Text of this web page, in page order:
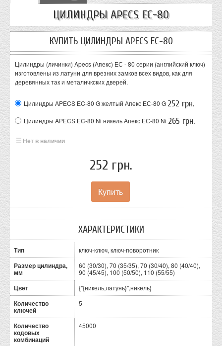
ЦИЛИНДРЫ APECS ЕC-80
КУПИТЬ ЦИЛИНДРЫ APECS ЕC-80
Цилиндры (личинки) Apecs (Апекс) ЕС - 80 серии (английский ключ)
изготовлены из латуни для врезних замков всех видов, как для
деревянных так и металичкских дверей.
Цилиндры APECS ЕC-80 G желтый Апекс ЕС-80 G 252 грн.
Цилиндры APECS ЕC-80 Ni никельАпекс ЕС-80 Ni 265 грн.
Нет в наличии
252 грн.
ХАРАКТЕРИСТИКИ
Тип ключ-ключ, ключ-поворотник
Размер цилиндра,
мм
60 (30/30), 70 (35/35), 70 (30/40), 80 (40/40),
90 (45/45), 100 (50/50), 110 (55/55)
Цвет {"{никель,латунь}",никель}
Количество
ключей
5
Количество
кодовых
комбинаций
45000